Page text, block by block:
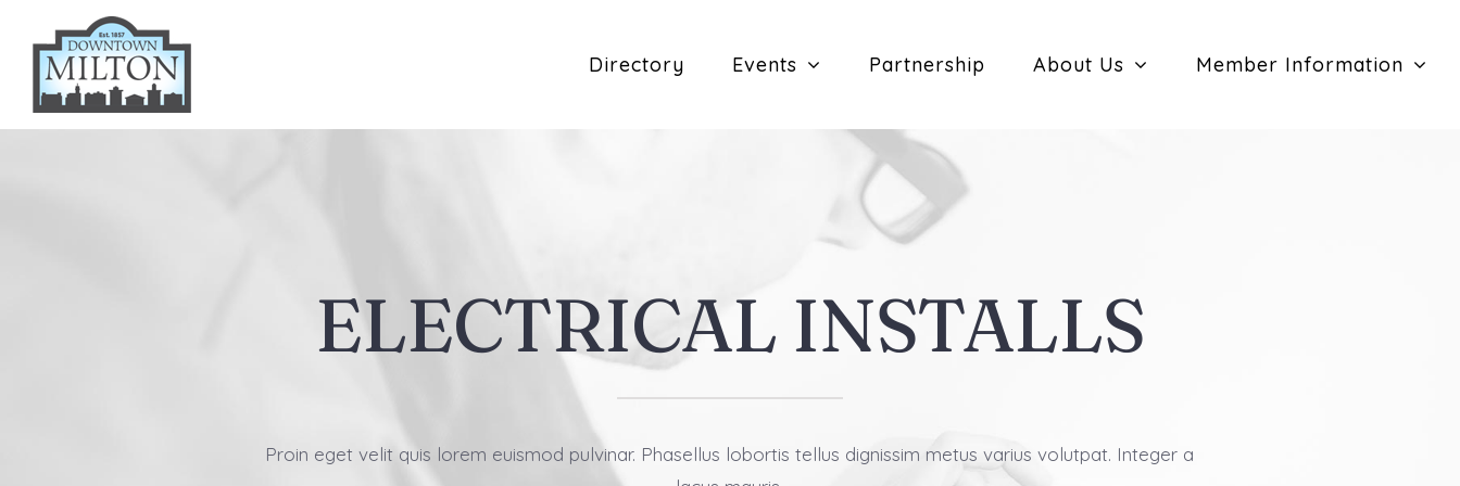
content
Directory Events Partnership About Us Member Information
ELECTRICAL INSTALLS
Proin eget velit quis lorem euismod pulvinar. Phasellus lobortis tellus dignissim metus varius volutpat. Integer a